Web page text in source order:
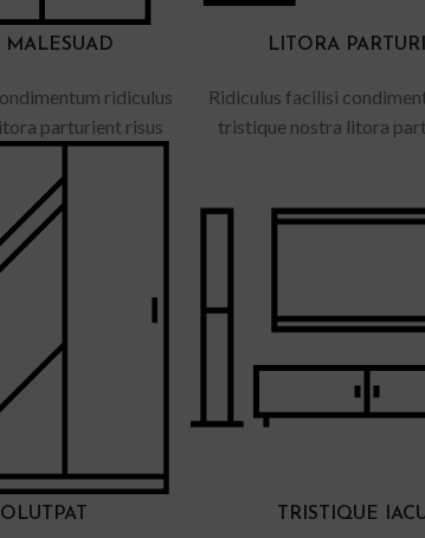
MALESUAD
ridiculus
parturient risus
LITORA
Ridiculus facilisi
tristique nostra litora
TRISTIQUE